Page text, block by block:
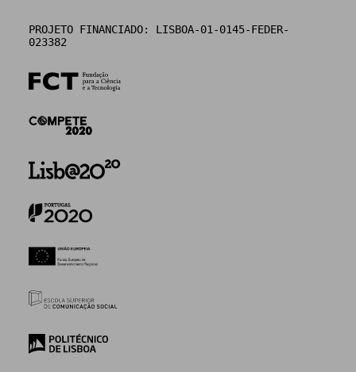
PROJETO FINANCIADO: LISBOA-01-0145-FEDER-
023382